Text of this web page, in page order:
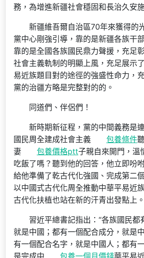
務，為增進新疆社會穩固和長治久安
新疆維吾爾自治區70年來獲得的
黨中心剛強引導，靠的是新疆各族干
靠的是全國各族國民鼎力聲援，充足
社會主義軌制的明顯上風，充足展示
易近族題目對的途徑的強盛性命力，
黨的治疆方略是完整對的的。
同道們、伴侶們！
新時期新征程，黨的中間義務是
國民周全建成社會主義
包養條件
妻
包養價格ptt子親自來開門，溫
吃飯了嗎？聽到他的回答，他立即吩
給他準備了乾古代化強國、完成第二
以中國式古代化周全推動中華平易近
古代化扶植也站在新的汗青出發點上。
習近平總書記指出：“各族國民都
就是中國；都有一個配合成分，就是
有一個配合名字，就是中國人；都有
是完成中
包養一個月價錢華平易